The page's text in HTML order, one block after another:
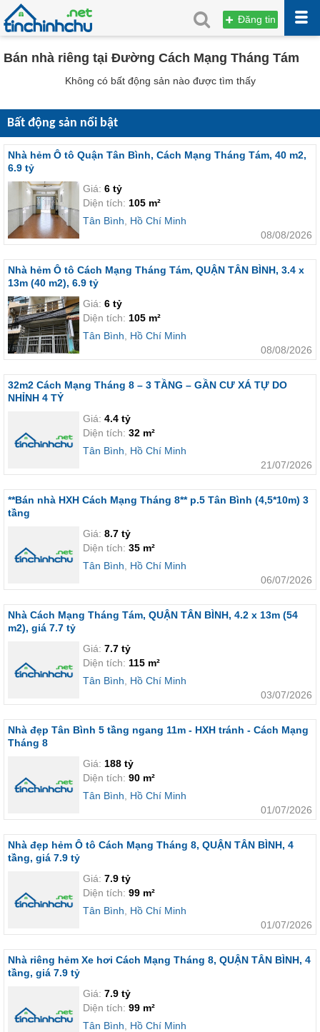
Đăng tin
Bán nhà riêng tại Đường Cách Mạng Tháng Tám
Không có bất động sản nào được tìm thấy
Bất động sản nổi bật
Nhà hẻm Ô tô Quận Tân Bình, Cách Mạng Tháng Tám, 40 m2,
6.9 tỷ
Giá: 6 tỷ
Diện tích: 105 m²
Tân Bình
Hồ Chí Minh
08/08/2026
Nhà hẻm Ô tô Cách Mạng Tháng Tám, QUẬN TÂN BÌNH, 3.4 x
13m (40 m2), 6.9 tỷ
Giá: 6 tỷ
Diện tích: 105 m²
Tân Bình
Hồ Chí Minh
08/08/2026
32m2 Cách Mạng Tháng 8 – 3 TẦNG – GẦN CƯ XÁ TỰ DO
NHỈNH 4 TỶ
Giá: 4.4 tỷ
Diện tích: 32 m²
Tân Bình
Hồ Chí Minh
21/07/2026
**Bán nhà HXH Cách Mạng Tháng 8** p.5 Tân Bình (4,5*10m) 3
tầng
Giá: 8.7 tỷ
Diện tích: 35 m²
Tân Bình
Hồ Chí Minh
06/07/2026
Nhà Cách Mạng Tháng Tám, QUẬN TÂN BÌNH, 4.2 x 13m (54
m2), giá 7.7 tỷ
Giá: 7.7 tỷ
Diện tích: 115 m²
Tân Bình
Hồ Chí Minh
03/07/2026
Nhà đẹp Tân Bình 5 tầng ngang 11m - HXH tránh - Cách Mạng
Tháng 8
Giá: 188 tỷ
Diện tích: 90 m²
Tân Bình
Hồ Chí Minh
01/07/2026
Nhà đẹp hẻm Ô tô Cách Mạng Tháng 8, QUẬN TÂN BÌNH, 4
tầng, giá 7.9 tỷ
Giá: 7.9 tỷ
Diện tích: 99 m²
Tân Bình
Hồ Chí Minh
01/07/2026
Nhà riêng hẻm Xe hơi Cách Mạng Tháng 8, QUẬN TÂN BÌNH, 4
tầng, giá 7.9 tỷ
Giá: 7.9 tỷ
Diện tích: 99 m²
Tân Bình
Hồ Chí Minh